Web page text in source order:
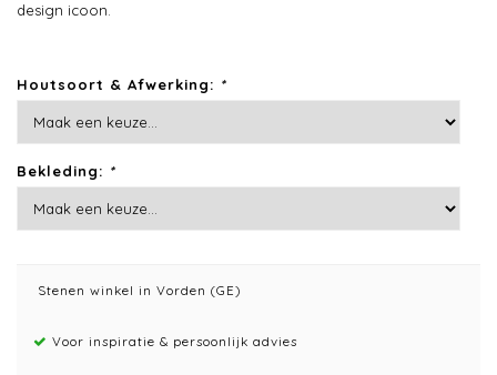
design icoon.
Houtsoort & Afwerking: *
Bekleding: *
Stenen winkel in Vorden (GE)
Voor inspiratie & persoonlijk advies